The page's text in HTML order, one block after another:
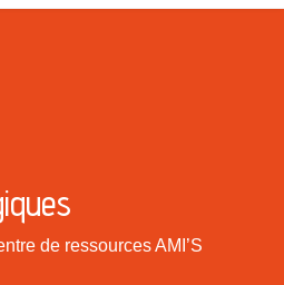
de ressources AMI’S